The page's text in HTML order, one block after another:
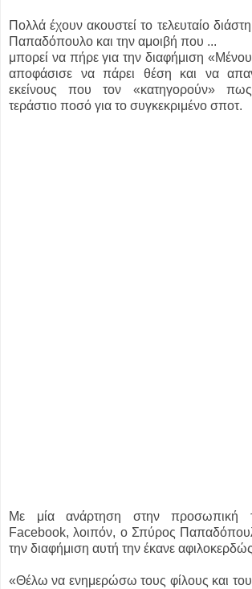
Πολλά έχουν ακουστεί το τελευταίο
Παπαδόπουλο και την αμοιβή που ...
μπορεί να πήρε για την διαφήμιση
αποφάσισε να πάρει θέση και να
εκείνους που τον «κατηγορούν»
τεράστιο ποσό για το συγκεκριμένο σποτ.
Με μία ανάρτηση στην προσωπική
Facebook, λοιπόν, ο Σπύρος
την διαφήμιση αυτή την έκανε
«Θέλω να ενημερώσω τους φίλους και τους